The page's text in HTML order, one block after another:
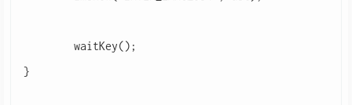
}